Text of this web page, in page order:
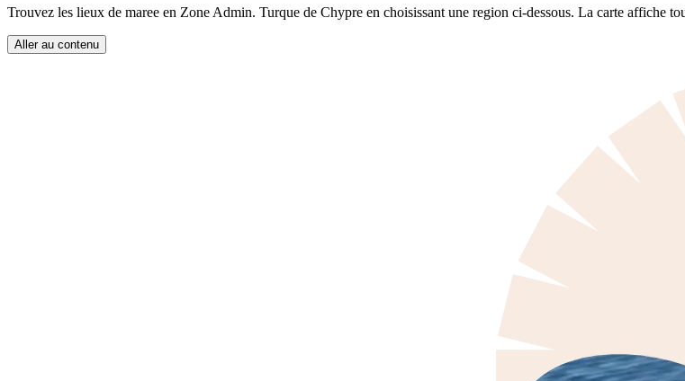
Trouvez les lieux de maree en Zone Admin. Turque de Chypre en choisissant une region ci-dessous. La carte affiche
Aller au contenu